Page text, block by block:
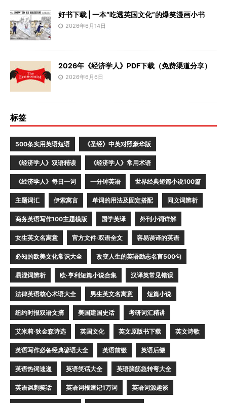
好书下载 | 一本“吃透英国文化”的爆笑漫画小书
2026年6月14日
2026年《经济学人》PDF下载（免费渠道分享）
2026年6月6日
标签
500条实用英语短语 《圣经》中英对照豪华版
《经济学人》双语精读 《经济学人》常用术语
《经济学人》每日一词 一分钟英语 世界经典短篇小说100篇
主题词汇 伊索寓言 单词的用法及固定搭配 同义词辨析
商务英语写作100主题模版 国学英译 外刊小词详解
女生英文名寓意 官方文件·双语全文 容易误译的英语
必知的欧美文化常识大全 改变人生的英语励志名言500句
易混词辨析 欧·亨利短篇小说合集 汉译英常见错误
法律英语核心术语大全 男生英文名寓意 短篇小说
纽约时报双语文摘 美国建国史话 考研词汇精讲
艾米莉·狄金森诗选 英国文化 英文原版书下载 英文诗歌
英语写作必备经典谚语大全 英语前缀 英语后缀
英语热词速递 英语笑话大全 英语脑筋急转弯大全
英语讽刺笑话 英语词根速记1万词 英语词源趣谈